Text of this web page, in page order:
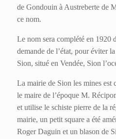
de Gondouin à Austreberte de
ce nom.
Le nom sera complété en 1920
demande de l’état, pour éviter
Sion, situé en Vendée, Sion
La mairie de Sion les mines
le maire de l’époque M.
et utilise le schiste pierre de la
mairie, un petit square a été
Roger Daguin et un blason de